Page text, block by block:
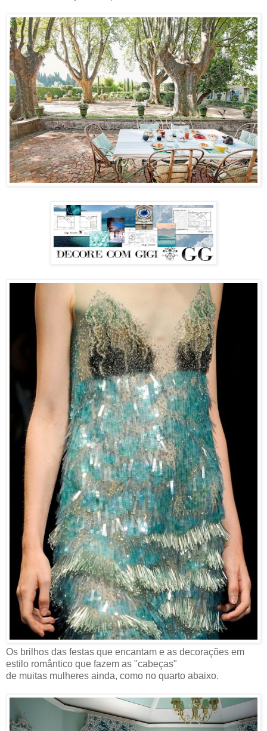
Os brilhos das festas que encantam e as decorações em
estilo romântico que fazem as "cabeças"
de muitas mulheres ainda, como no quarto abaixo.